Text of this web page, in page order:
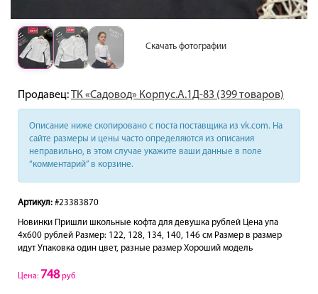
Скачать фотографии
Продавец:ТК «Садовод» Корпус.А.1Д-83 (399 товаров)
Описание ниже скопировано с поста поставщика из vk.com. На
сайте размеры и цены часто определяются из описания
неправильно, в этом случае укажите ваши данные в поле
“комментарий” в корзине.
Артикул: #23383870
Новинки Пришли школьные кофта для девушка рублей Цена упа
4х600 рублей Размер: 122, 128, 134, 140, 146 см Размер в размер
идут Упаковка один цвет, разные размер Хороший модель
Цена: 748руб